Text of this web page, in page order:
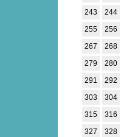
243
244
255
256
267
268
279
280
291
292
303
304
315
316
327
328